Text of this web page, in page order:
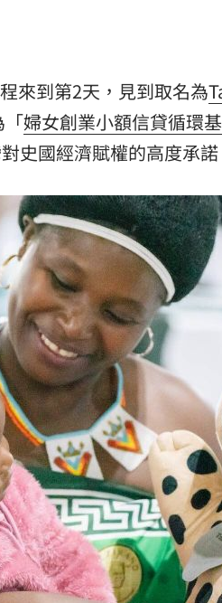
包
機」 17:17
安全 17:16
上訴 17:14
AI股 17:12
心碎 17:07
解放 17:04
幕！ 17:01
」氣 12:00
成形 12:00
來到第2天，見到取名為
「婦女創業小額信貸循環
史國經濟賦權的高度承諾